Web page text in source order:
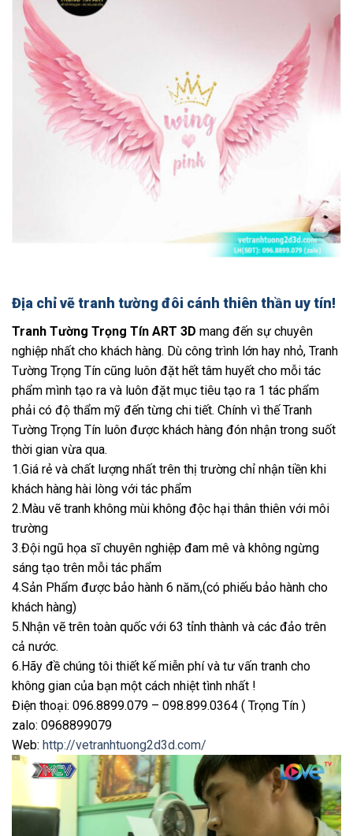
Địa chỉ vẽ tranh tường đôi cánh thiên thần uy tín!
Tranh Tường Trọng Tín ART 3D mang đến sự chuyên
nghiệp nhất cho khách hàng. Dù công trình lớn hay nhỏ, Tranh
Tường Trọng Tín cũng luôn đặt hết tâm huyết cho mỗi tác
phẩm mình tạo ra và luôn đặt mục tiêu tạo ra 1 tác phẩm
phải có độ thẩm mỹ đến từng chi tiết. Chính vì thế Tranh
Tường Trọng Tín luôn được khách hàng đón nhận trong suốt
thời gian vừa qua.
1.Giá rẻ và chất lượng nhất trên thị trường chỉ nhận tiền khi
khách hàng hài lòng với tác phẩm
2.Màu vẽ tranh không mùi không độc hại thân thiên với môi
trường
3.Đội ngũ họa sĩ chuyên nghiệp đam mê và không ngừng
sáng tạo trên mỗi tác phẩm
4.Sản Phẩm được bảo hành 6 năm,(có phiếu bảo hành cho
khách hàng)
5.Nhận vẽ trên toàn quốc với 63 tỉnh thành và các đảo trên
cả nước.
6.Hãy đề chúng tôi thiết kế miễn phí và tư vấn tranh cho
không gian của bạn một cách nhiệt tình nhất !
Điện thoại: 096.8899.079 – 098.899.0364 ( Trọng Tín )
zalo: 0968899079
Web: http://vetranhtuong2d3d.com/